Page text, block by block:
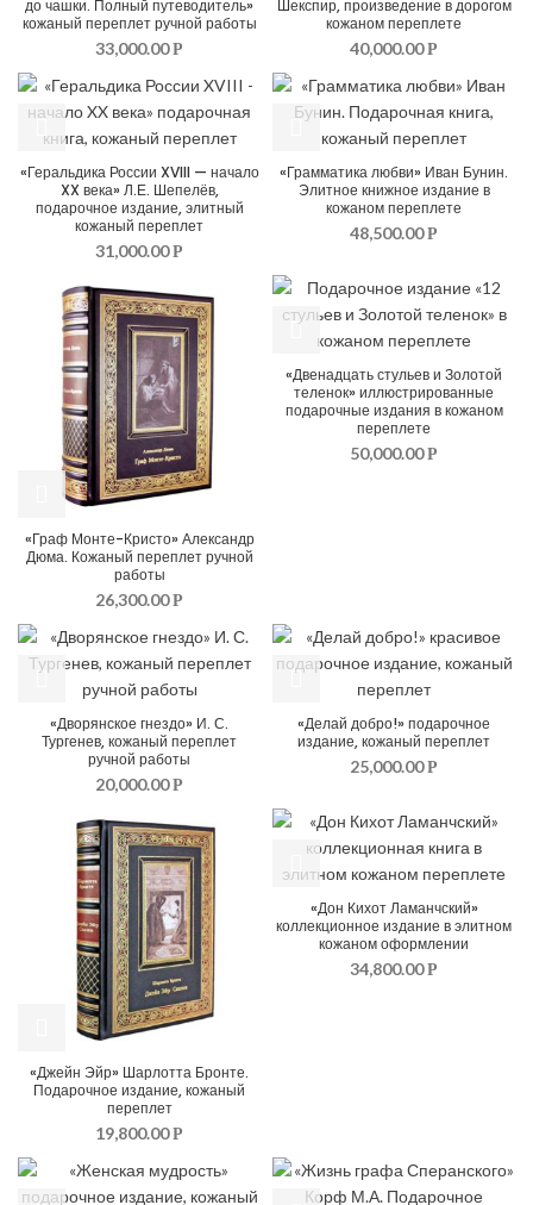
до чашки. Полный путеводитель»
кожаный переплет ручной работы
33,000.00Р
Шекспир, произведение в дорогом
кожаном переплете
40,000.00Р
«Геральдика России XVIII — начало
XX века» Л.Е. Шепелёв,
подарочное издание, элитный
кожаный переплет
31,000.00Р
«Грамматика любви» Иван Бунин.
Элитное книжное издание в
кожаном переплете
48,500.00Р
«Граф Монте-Кристо» Александр
Дюма. Кожаный переплет ручной
работы
26,300.00Р
«Двенадцать стульев и Золотой
теленок» иллюстрированные
подарочные издания в кожаном
переплете
50,000.00Р
«Дворянское гнездо» И. С.
Тургенев, кожаный переплет
ручной работы
20,000.00Р
«Делай добро!» подарочное
издание, кожаный переплет
25,000.00Р
«Джейн Эйр» Шарлотта Бронте.
Подарочное издание, кожаный
переплет
19,800.00Р
«Дон Кихот Ламанчский»
коллекционное издание в элитном
кожаном оформлении
34,800.00Р